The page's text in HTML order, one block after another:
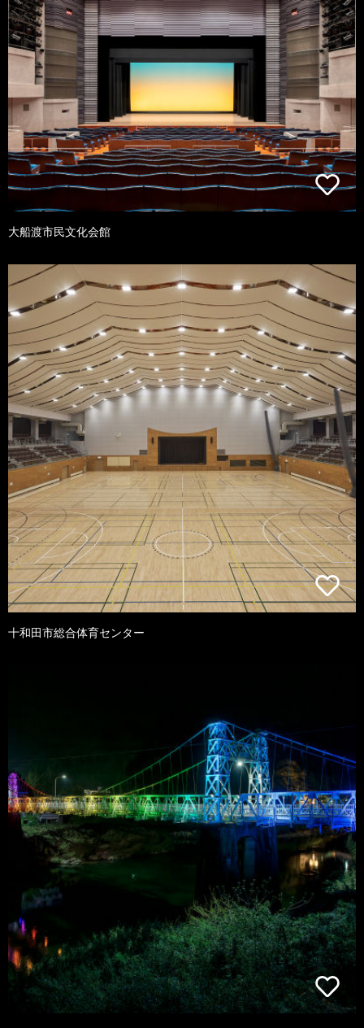
大船渡市民文化会館
十和田市総合体育センター